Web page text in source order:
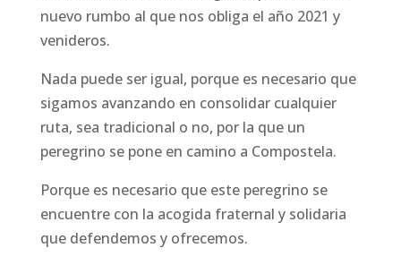
nuevo rumbo al que nos obliga el año 2021 y
venideros.
Nada puede ser igual, porque es necesario que
sigamos avanzando en consolidar cualquier
ruta, sea tradicional o no, por la que un
peregrino se pone en camino a Compostela.
Porque es necesario que este peregrino se
encuentre con la acogida fraternal y solidaria
que defendemos y ofrecemos.